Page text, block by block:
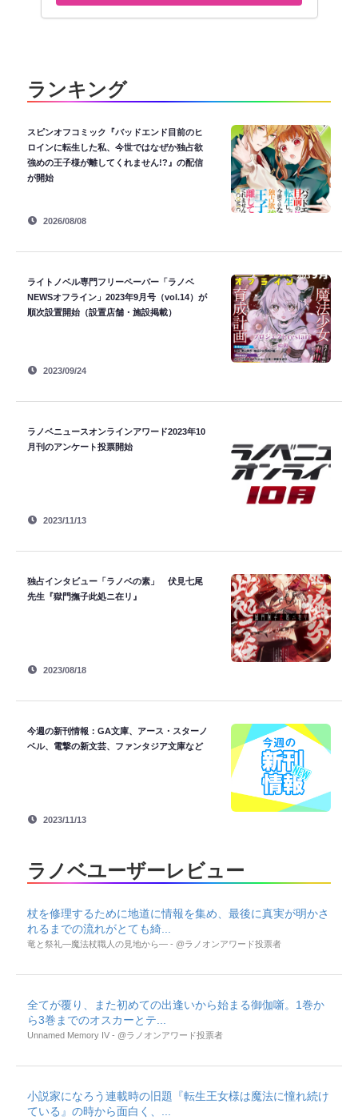
ランキング
スピンオフコミック『バッドエンド目前のヒ
ロインに転生した私、今世ではなぜか独占欲
強めの王子様が離してくれません!?』の配信
が開始
2026/08/08
ライトノベル専門フリーペーパー「ラノベ
NEWSオフライン」2023年9月号（vol.14）が
順次設置開始（設置店舗・施設掲載）
2023/09/24
ラノベニュースオンラインアワード2023年10
月刊のアンケート投票開始
2023/11/13
独占インタビュー「ラノベの素」 伏見七尾
先生『獄門撫子此処ニ在リ』
2023/08/18
今週の新刊情報：GA文庫、アース・スターノ
ベル、電撃の新文芸、ファンタジア文庫など
2023/11/13
ラノベユーザーレビュー
杖を修理するために地道に情報を集め、最後に真実が明かさ
れるまでの流れがとても綺...
竜と祭礼―魔法杖職人の見地から― - @ラノオンアワード投票者
全てが覆り、また初めての出逢いから始まる御伽噺。1巻か
ら3巻までのオスカーとテ...
Unnamed Memory IV - @ラノオンアワード投票者
小説家になろう連載時の旧題『転生王女様は魔法に憧れ続け
ている』の時から面白く、...